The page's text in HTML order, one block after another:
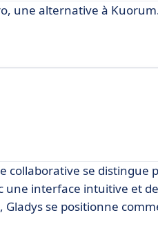
une alternative à
se distingue
une interface intuitive et
se positionne